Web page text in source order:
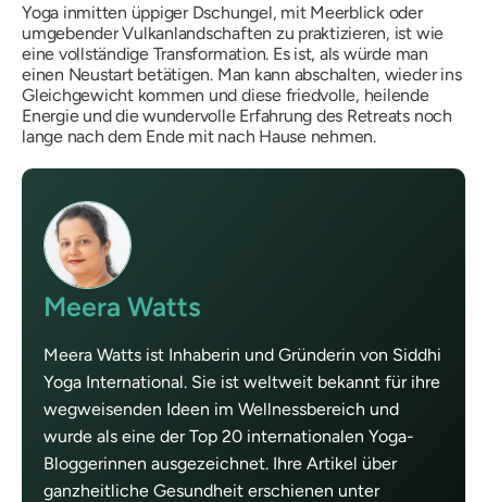
Yoga inmitten üppiger Dschungel, mit Meerblick oder
umgebender Vulkanlandschaften zu praktizieren, ist wie
eine vollständige Transformation. Es ist, als würde man
einen Neustart betätigen. Man kann abschalten, wieder ins
Gleichgewicht kommen und diese friedvolle, heilende
Energie und die wundervolle Erfahrung des Retreats noch
lange nach dem Ende mit nach Hause nehmen.
Meera Watts
Meera Watts ist Inhaberin und Gründerin von Siddhi
Yoga International. Sie ist weltweit bekannt für ihre
wegweisenden Ideen im Wellnessbereich und
wurde als eine der Top 20 internationalen Yoga-
Bloggerinnen ausgezeichnet. Ihre Artikel über
ganzheitliche Gesundheit erschienen unter